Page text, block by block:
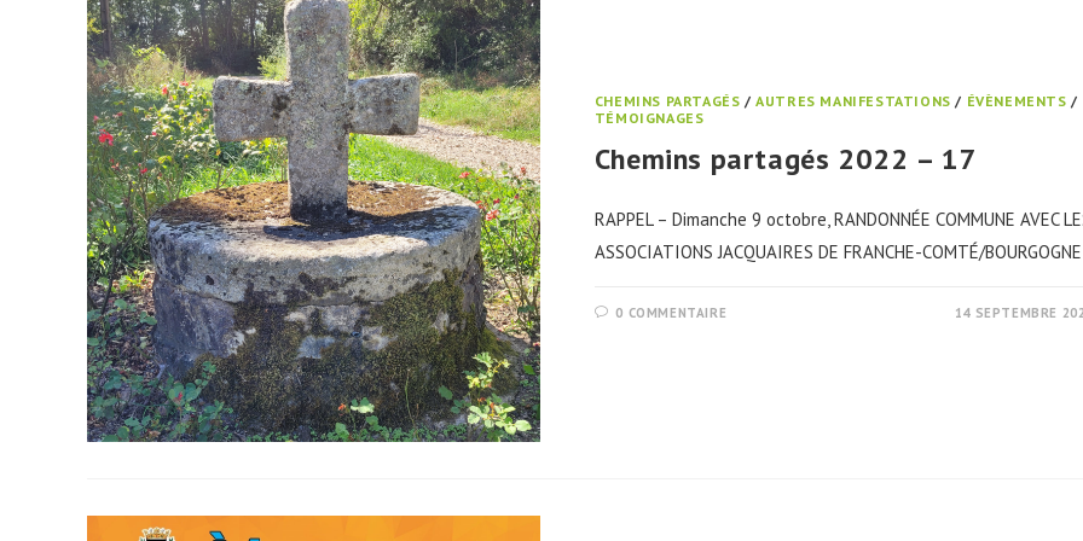
CHEMINS PARTAGÉS /AUTRES MANIFESTATIONS / ÉVÈNEMENTS /
TÉMOIGNAGES
Chemins partagés 2022 – 17
RAPPEL – Dimanche 9 octobre, RANDONNÉE COMMUNE AVEC
ASSOCIATIONS JACQUAIRES DE FRANCHE-COMTÉ/BOURGOGNE
0 COMMENTAIRE 14 SEPTEMBRE